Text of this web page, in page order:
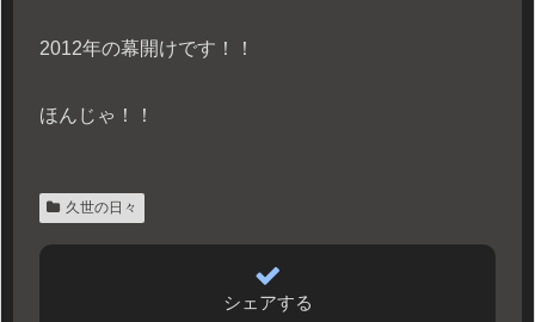
2012年の幕開けです！！
ほんじゃ！！
久世の日々
シェアする